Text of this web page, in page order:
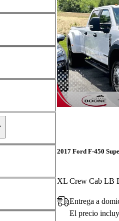
2017 Ford F-450
XL Crew Cab LB
Entrega a
El precio